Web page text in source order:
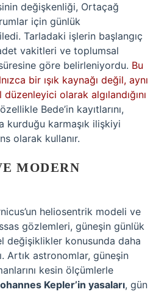
değişkenliği, Ortaçağ
için günlük
Tarladaki işlerin başlangıç
vakitleri ve toplumsal
göre belirleniyordu. Bu
bir ışık kaynağı değil, aynı
olarak algılandığını
Bede’in kayıtlarını,
kurduğu karmaşık ilişkiyi
olarak kullanır.
MODERN
heliosentrik modeli ve
gözlemleri, güneşin günlük
değişiklikler konusunda daha
Artık astronomlar, güneşin
kesin ölçümlerle
Kepler’in yasaları, gün